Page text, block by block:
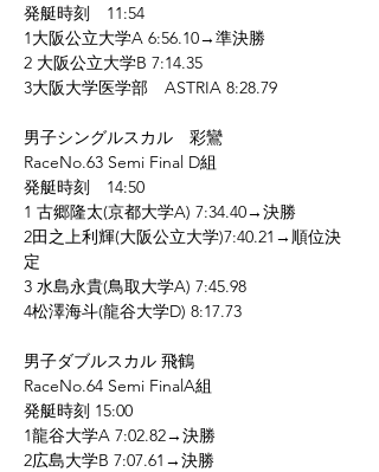
発艇時刻　11:54
1大阪公立大学A 6:56.10→準決勝
2 大阪公立大学B 7:14.35
3大阪大学医学部　ASTRIA 8:28.79
男子シングルスカル　彩鸞
RaceNo.63 Semi Final D組
発艇時刻　14:50
1 古郷隆太(京都大学A) 7:34.40→決勝
2田之上利輝(大阪公立大学)7:40.21→順位決
定
3 水島永貴(鳥取大学A) 7:45.98
4松澤海斗(龍谷大学D) 8:17.73
男子ダブルスカル 飛鶴
RaceNo.64 Semi FinalA組
発艇時刻 15:00
1龍谷大学A 7:02.82→決勝
2広島大学B 7:07.61→決勝